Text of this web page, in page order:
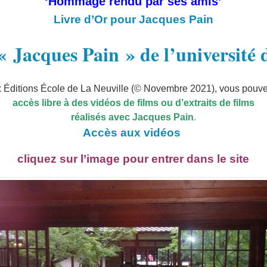
Livre d’Or pour Jacques Pain
Jacques Pain » de l’université
Éditions École de La Neuville (© Novembre 2021), vous
accès libre à des vidéos de films ou d’extraits de films
réalisés avec Jacques Pain.
Accès aux vidéos
cliquez sur l’image pour entrer dans le site